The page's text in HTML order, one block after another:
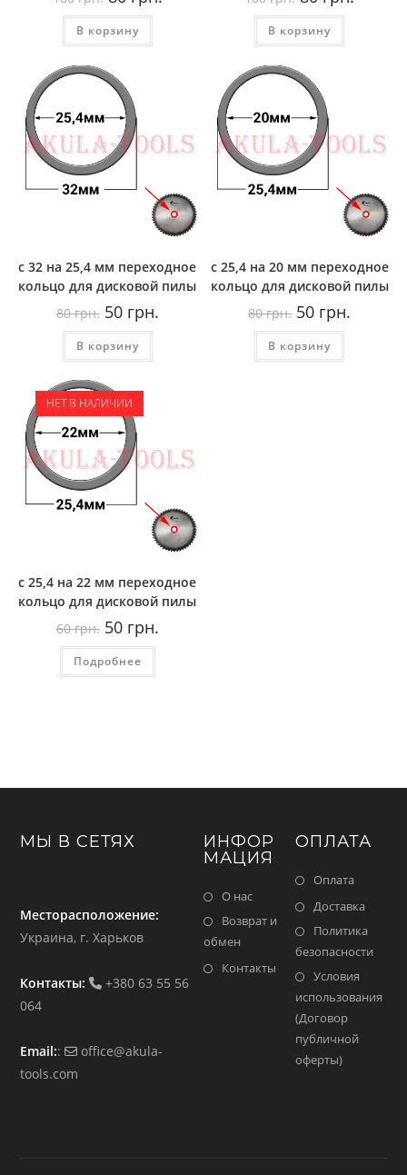
цена
составляла
100
грн..
цена:
В корзину
цена
составляла
100
грн..
В корзину
с 32 на 25,4 мм переходное
кольцо для дисковой пилы
80грн. Первоначальная
цена
составляла
80
грн..
50грн.цена:
В корзину
с 25,4 на 20 мм переходное
кольцо для дисковой пилы
80грн. Первоначальная
цена
составляла
80
грн..
50 грн.
В корзину
НЕТ В НАЛИЧИИ
с 25,4 на 22 мм переходное
кольцо для дисковой пилы
60грн. Первоначальная
цена
составляла
60
грн..
50грн.цена:
Подробнее
МЫ В СЕТЯХ
Месторасположение:
Украина, г. Харьков
Контакты:
+380 63 55 56
064
Email::
office@akula-
tools.com
ИНФОР
МАЦИЯ
О нас
Возврат и
обмен
Контакты
ОПЛАТА
Оплата
Доставка
Политика
безопасности
Условия
использования
(Договор
публичной
оферты)